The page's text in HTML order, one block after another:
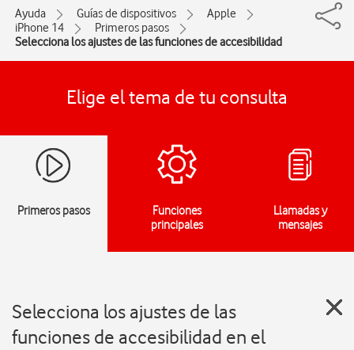
Ayuda Guías de dispositivos
Apple
iPhone 14
Primeros pasos
Selecciona los ajustes de las funciones de accesibilidad
Elige el tema de tu consulta
Primeros pasos
Funciones
principales
Llamadas y
mensajes
Selecciona los ajustes de las
funciones de accesibilidad en el